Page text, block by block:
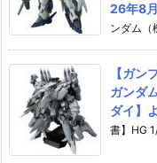
26年8
ンダム（
【ガン
ガンダ
ダイ】
書】HG